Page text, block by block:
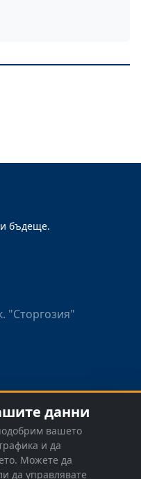
бъдеще.
"Сторгозия"
данни
вашето
и да
Можете да
да управлявате